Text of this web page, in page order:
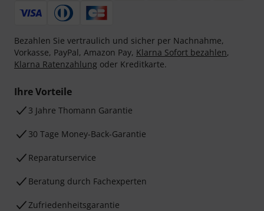
Bezahlen Sie vertraulich und sicher per Nachnahme,
Vorkasse, PayPal, Amazon Pay, Klarna Sofort bezahlen,
Klarna Ratenzahlung oder Kreditkarte.
Ihre Vorteile
3 Jahre Thomann Garantie
30 Tage Money-Back-Garantie
Reparaturservice
Beratung durch Fachexperten
Zufriedenheitsgarantie